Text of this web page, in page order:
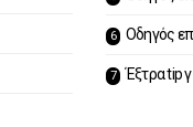
Οδηγός
Έξτρα tip